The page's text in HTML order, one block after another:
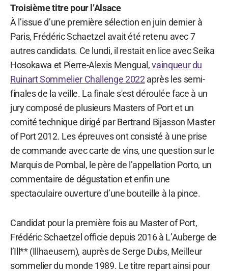
Troisième titre pour l’Alsace
À l’issue d’une première sélection en juin dernier à
Paris, Frédéric Schaetzel avait été retenu avec 7
autres candidats. Ce lundi, il restait en lice avec Seika
Hosokawa et Pierre-Alexis Mengual,vainqueur du
Ruinart Sommelier Challenge 2022après les semi-
finales de la veille. La finale s'est déroulée face à un
jury composé de plusieurs Masters of Port et un
comité technique dirigé par Bertrand Bijasson Master
of Port 2012. Les épreuves ont consisté à une prise
de commande avec carte de vins, une question sur le
Marquis de Pombal, le père de l’appellation Porto, un
commentaire de dégustation et enfin une
spectaculaire ouverture d’une bouteille à la pince.
Candidat pour la première fois au Master of Port,
Frédéric Schaetzel officie depuis 2016 à L’Auberge de
l’Ill** (Illhaeusern), auprès de Serge Dubs, Meilleur
sommelier du monde 1989. Le titre repart ainsi pour